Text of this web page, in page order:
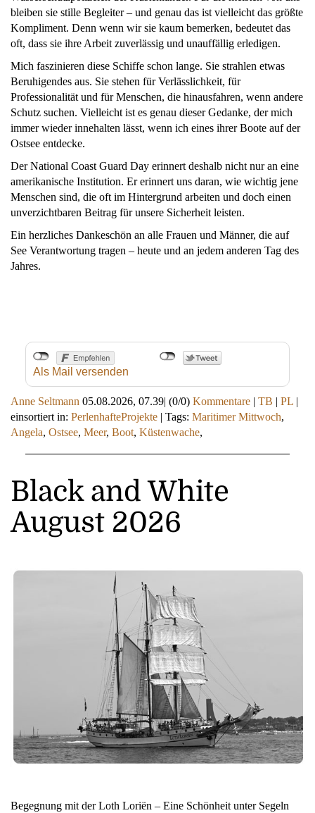
bleiben sie stille Begleiter – und genau das ist vielleicht das größte
Kompliment. Denn wenn wir sie kaum bemerken, bedeutet das
oft, dass sie ihre Arbeit zuverlässig und unauffällig erledigen.
Mich faszinieren diese Schiffe schon lange. Sie strahlen etwas
Beruhigendes aus. Sie stehen für Verlässlichkeit, für
Professionalität und für Menschen, die hinausfahren, wenn andere
Schutz suchen. Vielleicht ist es genau dieser Gedanke, der mich
immer wieder innehalten lässt, wenn ich eines ihrer Boote auf der
Ostsee entdecke.
Der National Coast Guard Day erinnert deshalb nicht nur an eine
amerikanische Institution. Er erinnert uns daran, wie wichtig jene
Menschen sind, die oft im Hintergrund arbeiten und doch einen
unverzichtbaren Beitrag für unsere Sicherheit leisten.
Ein herzliches Dankeschön an alle Frauen und Männer, die auf
See Verantwortung tragen – heute und an jedem anderen Tag des
Jahres.
Als Mail versenden
Anne Seltmann 05.08.2026, 07.39| (0/0) Kommentare | TB | PL |
einsortiert in: PerlenhafteProjekte | Tags: Maritimer Mittwoch,
Angela, Ostsee, Meer, Boot, Küstenwache,
Black and White
August 2026
Begegnung mit der Loth Loriën – Eine Schönheit unter Segeln